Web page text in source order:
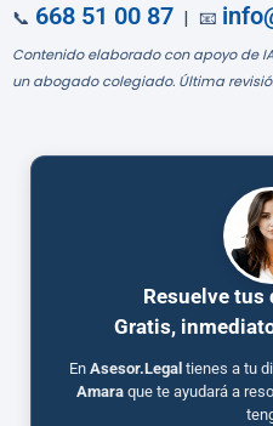
📞 668 51 00 87 | 📧
Contenido elaborado con apoyo de
un abogado colegiado. Última
Resuelve tus
Gratis,
En Asesor.Legal tienes a tu
Amaraque te ayudará a